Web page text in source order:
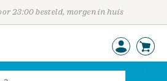
23:00 besteld, morgen in huis